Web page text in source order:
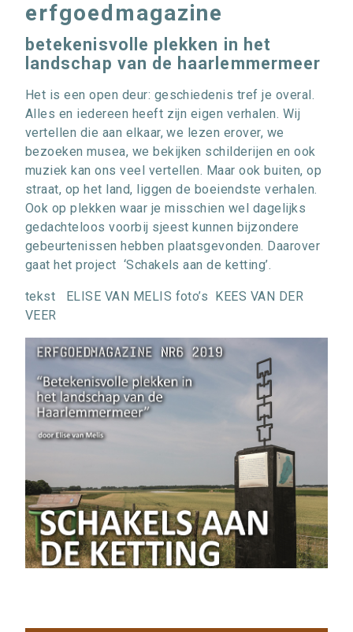
erfgoedmagazine
betekenisvolle plekken in het
landschap van de haarlemmermeer
Het is een open deur: geschiedenis tref je overal.
Alles en iedereen heeft zijn eigen verhalen. Wij
vertellen die aan elkaar, we lezen erover, we
bezoeken musea, we bekijken schilderijen en ook
muziek kan ons veel vertellen. Maar ook buiten, op
straat, op het land, liggen de boeiendste verhalen.
Ook op plekken waar je misschien wel dagelijks
gedachteloos voorbij sjeest kunnen bijzondere
gebeurtenissen hebben plaatsgevonden. Daarover
gaat het project ‘Schakels aan de ketting’.
tekst ELISE VAN MELIS foto’s KEES VAN DER
VEER